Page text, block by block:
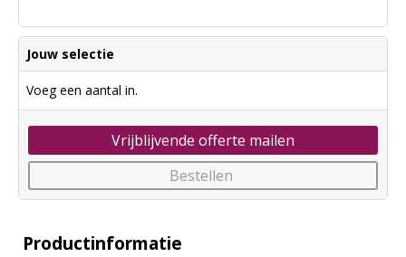
Jouw selectie
Voeg een aantal in.
Vrijblijvende offerte mailen
Bestellen
Productinformatie